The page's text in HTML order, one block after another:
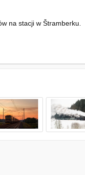
na stacji w Štramberku.